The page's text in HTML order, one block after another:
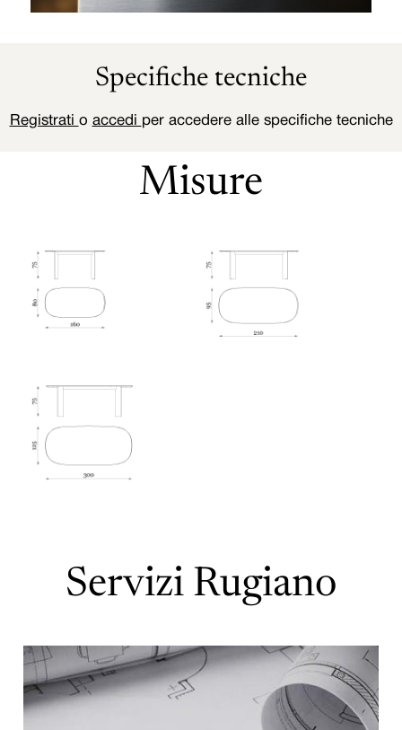
Specifiche tecniche
Registrati o accedi per accedere alle specifiche tecniche
Misure
Servizi Rugiano